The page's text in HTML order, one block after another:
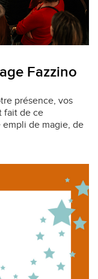
Fazzino
présence, vos
fait de ce
de magie, de